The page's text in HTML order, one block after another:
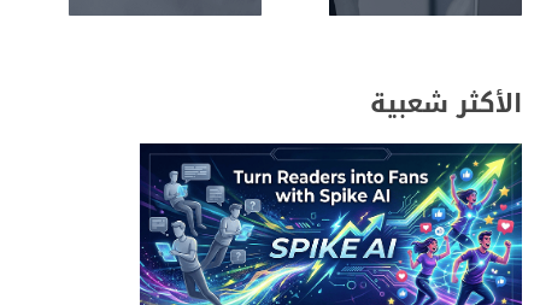
الأكثر شعبية